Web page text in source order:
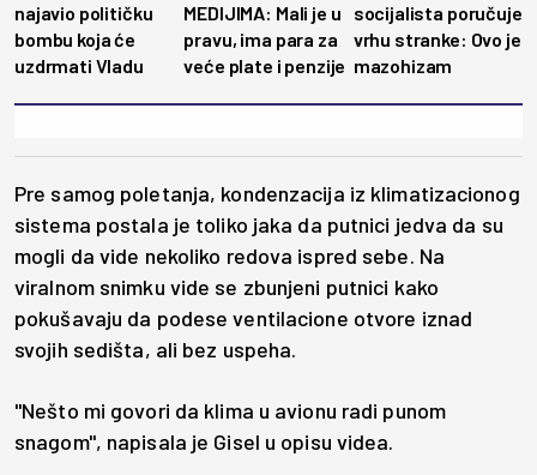
najavio političku
bombu koja će
uzdrmati Vladu
MEDIJIMA: Mali je u
pravu, ima para za
veće plate i penzije
socijalista poručuje
vrhu stranke: Ovo je
mazohizam
Pre samog poletanja, kondenzacija iz klimatizacionog
sistema postala je toliko jaka da putnici jedva da su
mogli da vide nekoliko redova ispred sebe. Na
viralnom snimku vide se zbunjeni putnici kako
pokušavaju da podese ventilacione otvore iznad
svojih sedišta, ali bez uspeha.
"Nešto mi govori da klima u avionu radi punom
snagom", napisala je Gisel u opisu videa.